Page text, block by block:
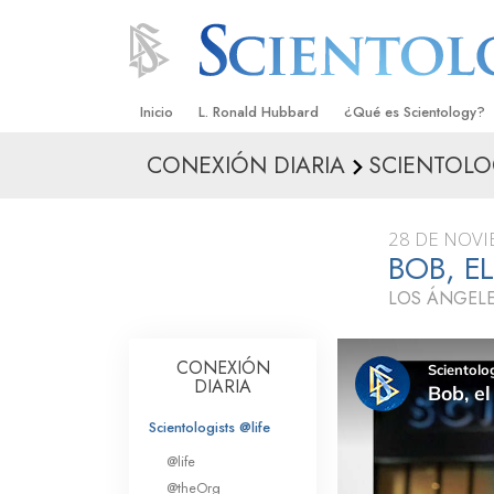
Inicio L. Ronald Hubbard ¿Qué es Scientology?
Creencias y Prácticas
Qué dicen los
Scientology
Conoce a un
Dentro de una Iglesia
Los Principios
Una Introducción a
CONEXIÓN DIARIA
28 DE
BOB,
LOS
CONEXIÓN
DIARIA
Scientologists @life
@life
@theOrg